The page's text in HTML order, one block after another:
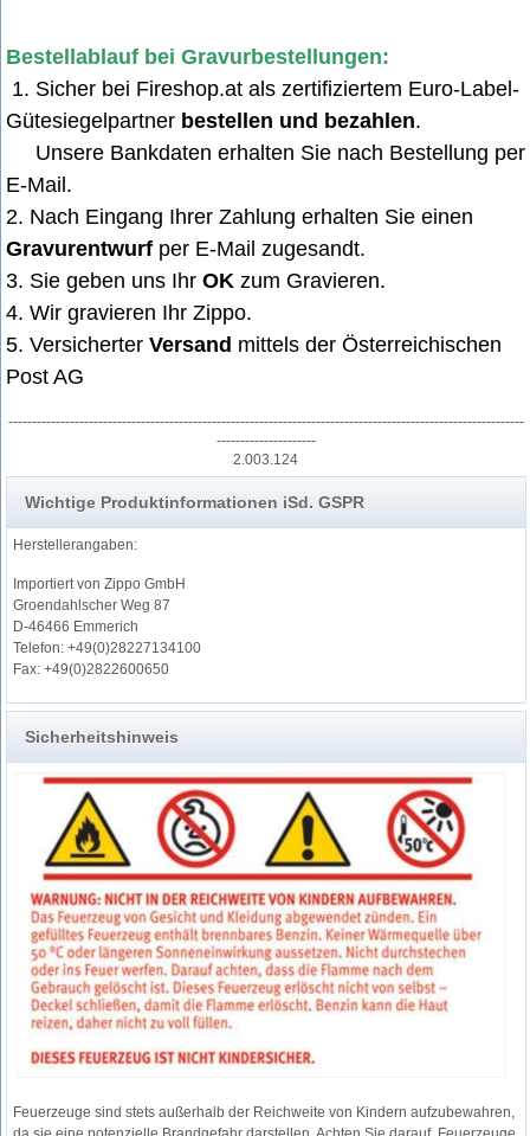
Bestellablauf bei Gravurbestellungen:
1. Sicher bei Fireshop.at als zertifiziertem Euro-Label-
Gütesiegelpartner bestellen und bezahlen.
Unsere Bankdaten erhalten Sie nach Bestellung per
E-Mail .
2. Nach Eingang Ihrer Zahlung erhalten Sie einen
Gravurentwurf per E-Mail zugesandt.
3. Sie geben uns IhrOK zum Gravieren.
4. Wir gravieren Ihr Zippo.
5. VersicherterVersand mittels der Österreichischen
Post AG
-------------------------------------------------------------------------------------------------------------
---------------------
2.003.124
Wichtige Produktinformationen iSd. GSPR
Herstellerangaben:
Importiert von Zippo GmbH
Groendahlscher Weg 87
D-46466 Emmerich
Telefon: +49(0)28227134100
Fax: +49(0)2822600650
Sicherheitshinweis
Feuerzeuge sind stets außerhalb der Reichweite von Kindern aufzubewahren,